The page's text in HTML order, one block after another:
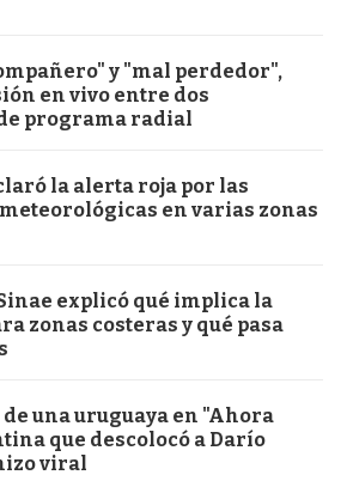
y "mal perdedor",
en vivo entre dos
programa radial
la alerta roja por las
en varias zonas
explicó qué implica la
zonas costeras y qué pasa
una uruguaya en "Ahora
que descolocó a Darío
viral